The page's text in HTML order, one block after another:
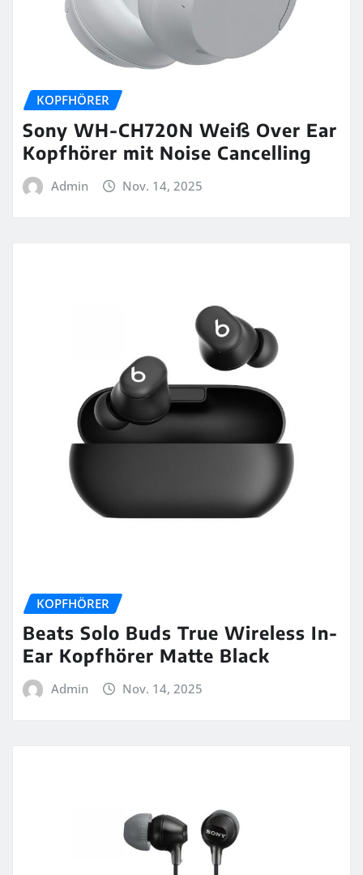
KOPFHÖRER
Sony WH-CH720N Weiß Over Ear
Kopfhörer mit Noise Cancelling
Admin Nov. 14, 2025
KOPFHÖRER
Beats Solo Buds True Wireless In-
Ear Kopfhörer Matte Black
Admin Nov. 14, 2025